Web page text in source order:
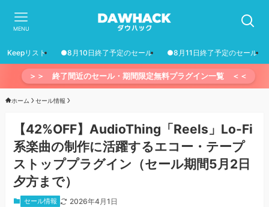
MENU
Keepリスト ●8月10日終了予定のセール ●8月11日終了予定のセール
＞＞ 終了間近のセール・期間限定無料プラグイン一覧 ＜＜
ホーム セール情報
【42%OFF】AudioThing「Reels」Lo-Fi
系楽曲の制作に活躍するエコー・テープ
ストッププラグイン（セール期間5月2日
夕方まで）
セール情報 2026年4月1日